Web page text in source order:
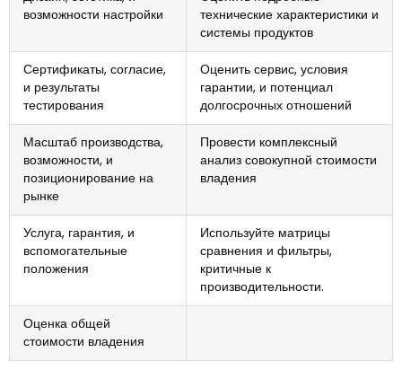
возможности настройки
технические характеристики и
системы продуктов
Сертификаты, согласие,
и результаты
тестирования
Оценить сервис, условия
гарантии, и потенциал
долгосрочных отношений
Масштаб производства,
возможности, и
позиционирование на
рынке
Провести комплексный
анализ совокупной стоимости
владения
Услуга, гарантия, и
вспомогательные
положения
Используйте матрицы
сравнения и фильтры,
критичные к
производительности.
Оценка общей
стоимости владения